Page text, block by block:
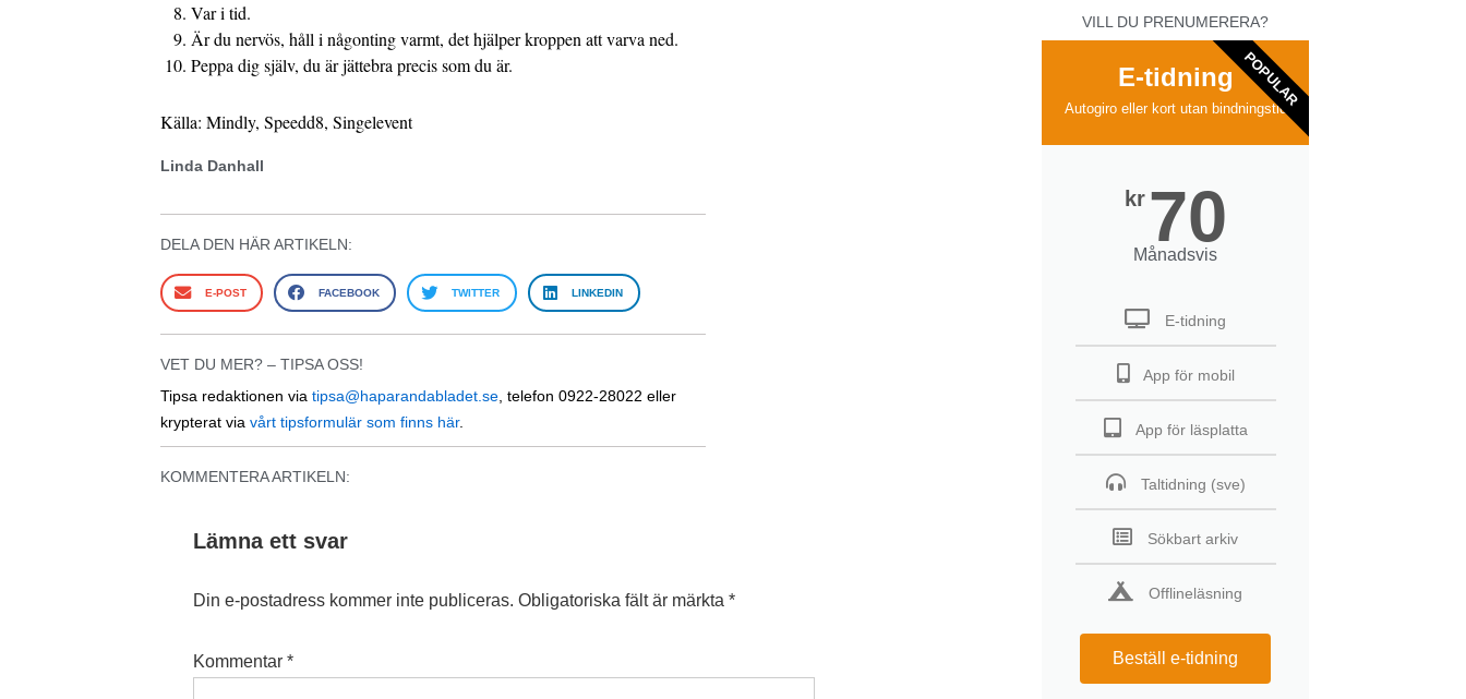
Var i tid.
Är du nervös, håll i någonting varmt, det hjälper kroppen att varva ned.
Peppa dig själv, du är jättebra precis som du är.
Källa: Mindly, Speedd8, Singelevent
Linda Danhall
DELA DEN HÄR ARTIKELN:
E-POST FACEBOOK TWITTER LINKEDIN
VET DU MER? – TIPSA OSS!
Tipsa redaktionen via tipsa@haparandabladet.se , telefon 0922-28022 eller
krypterat via vårt tipsformulär som finns här.
KOMMENTERA ARTIKELN:
Lämna ett svar
Din e-postadress kommer inte publiceras. Obligatoriska fält är märkta *
Kommentar *
VILL DU PRENUMERERA?
E-tidning
Autogiro eller kort utan bindningstid
kr 70
Månadsvis
E-tidning
App för mobil
App för läsplatta
Taltidning (sve)
Sökbart arkiv
Offlineläsning
Beställ e-tidning
POPULAR